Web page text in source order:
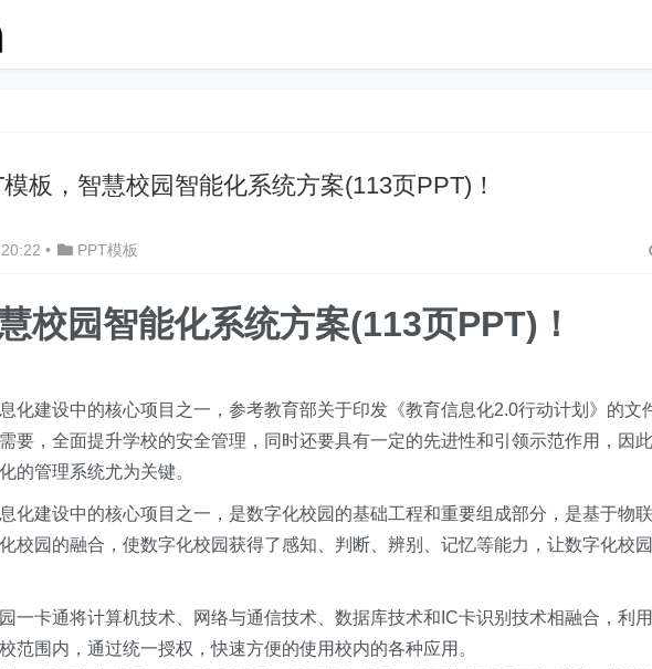
板，智慧校园智能化系统方案(113页PPT)！
• PPT模板
校园智能化系统方案(113页PPT)！
化建设中的核心项目之一，参考教育部关于印发《教育信息化2.0行动计划》的文
要，全面提升学校的安全管理，同时还要具有一定的先进性和引领示范作用，因此
的管理系统尤为关键。
化建设中的核心项目之一，是数字化校园的基础工程和重要组成部分，是基于物联
校园的融合，使数字化校园获得了感知、判断、辨别、记忆等能力，让数字化校园
一卡通将计算机技术、网络与通信技术、数据库技术和IC卡识别技术相融合，利用
范围内，通过统一授权，快速方便的使用校内的各种应用。